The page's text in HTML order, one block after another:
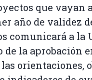
que vayan
año de validez
comunicará a la
de la aprobación
orientaciones,